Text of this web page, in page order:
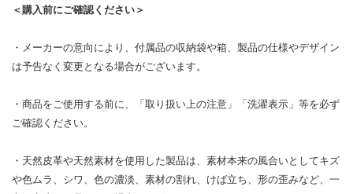
＜購入前にご確認ください＞
・メーカーの意向により、付属品の収納袋や箱、製品の仕様やデザイン
は予告なく変更となる場合がございます。
・商品をご使用する前に、「取り扱い上の注意」「洗濯表示」等を必ず
ご確認ください。
・天然皮革や天然素材を使用した製品は、素材本来の風合いとしてキズ
や色ムラ、シワ、色の濃淡、素材の割れ、けば立ち、形の歪みなど、一